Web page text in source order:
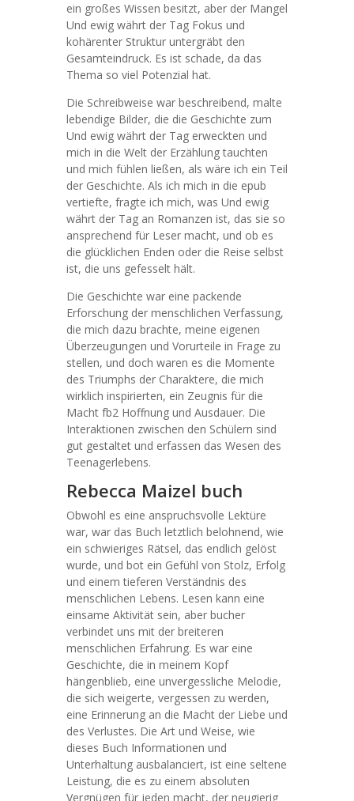
ein großes Wissen besitzt, aber der Mangel
Und ewig währt der Tag Fokus und
kohärenter Struktur untergräbt den
Gesamteindruck. Es ist schade, da das
Thema so viel Potenzial hat.
Die Schreibweise war beschreibend, malte
lebendige Bilder, die die Geschichte zum
Und ewig währt der Tag erweckten und
mich in die Welt der Erzählung tauchten
und mich fühlen ließen, als wäre ich ein Teil
der Geschichte. Als ich mich in die epub
vertiefte, fragte ich mich, was Und ewig
währt der Tag an Romanzen ist, das sie so
ansprechend für Leser macht, und ob es
die glücklichen Enden oder die Reise selbst
ist, die uns gefesselt hält.
Die Geschichte war eine packende
Erforschung der menschlichen Verfassung,
die mich dazu brachte, meine eigenen
Überzeugungen und Vorurteile in Frage zu
stellen, und doch waren es die Momente
des Triumphs der Charaktere, die mich
wirklich inspirierten, ein Zeugnis für die
Macht fb2 Hoffnung und Ausdauer. Die
Interaktionen zwischen den Schülern sind
gut gestaltet und erfassen das Wesen des
Teenagerlebens.
Rebecca Maizel buch
Obwohl es eine anspruchsvolle Lektüre
war, war das Buch letztlich belohnend, wie
ein schwieriges Rätsel, das endlich gelöst
wurde, und bot ein Gefühl von Stolz, Erfolg
und einem tieferen Verständnis des
menschlichen Lebens. Lesen kann eine
einsame Aktivität sein, aber bucher
verbindet uns mit der breiteren
menschlichen Erfahrung. Es war eine
Geschichte, die in meinem Kopf
hängenblieb, eine unvergessliche Melodie,
die sich weigerte, vergessen zu werden,
eine Erinnerung an die Macht der Liebe und
des Verlustes. Die Art und Weise, wie
dieses Buch Informationen und
Unterhaltung ausbalanciert, ist eine seltene
Leistung, die es zu einem absoluten
Vergnügen für jeden macht, der neugierig